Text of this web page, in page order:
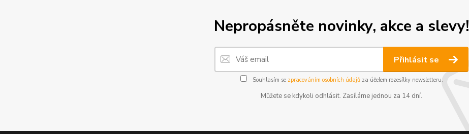
Nepropásněte novinky, akce a slevy!
Přihlásit se
Souhlasím se zpracováním osobních údajůza účelem rozesílky newsletteru.
Můžete se kdykoli odhlásit. Zasíláme jednou za 14 dní.